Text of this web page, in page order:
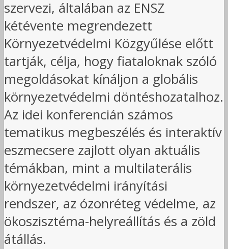
szervezi, általában az ENSZ
kétévente megrendezett
Környezetvédelmi Közgyűlése előtt
tartják, célja, hogy fiataloknak szóló
megoldásokat kínáljon a globális
környezetvédelmi döntéshozatalhoz.
Az idei konferencián számos
tematikus megbeszélés és interaktív
eszmecsere zajlott olyan aktuális
témákban, mint a multilaterális
környezetvédelmi irányítási
rendszer, az ózonréteg védelme, az
ökoszisztéma-helyreállítás és a zöld
átállás.